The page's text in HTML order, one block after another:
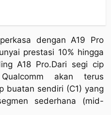
dengan A19 Pro
prestasi 10% hingga
A18 Pro.Dari segi cip
akan terus
buatan sendiri (C1) yang
sederhana (mid-